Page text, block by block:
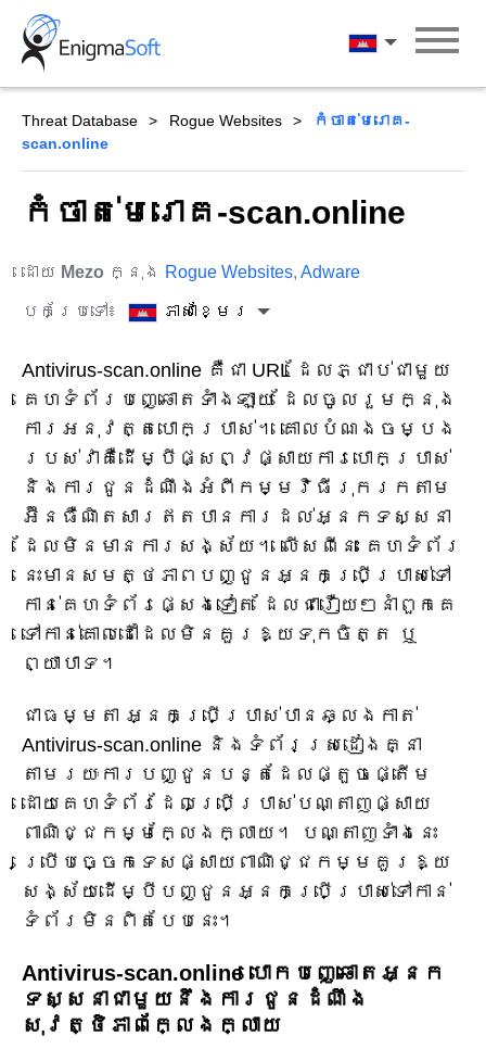
Skip
content
ភាសាខ្មែរ
Threat Database Rogue Websites
កំចាត់មេរោគ-
scan.online
កំចាត់មេរោគ-scan.online
ដោយ Mezo ក្នុង Rogue Websites, Adware
បកប្រែទៅ៖ ភាសាខ្មែរ
Antivirus-scan.online គឺជា URL ដែលភ្ជាប់ជាមួយ
គេហទំព័របញ្ឆោតទាំងឡាយ ដែលចូលរួមក្នុង
ការអនុវត្តបោកប្រាស់។ គោលបំណងចម្បង
របស់វាគឺដើម្បីផ្សព្វផ្សាយការបោកប្រាស់
និងការជូនដំណឹងអំពីកម្មវិធីរុករកតាម
អ៊ីនធឺណិតសារឥតបានការដល់អ្នកទស្សនា
ដែលមិនមានការសង្ស័យ។ លើសពីនេះ គេហទំព័រ
នេះមានសមត្ថភាពបញ្ជូនអ្នកប្រើប្រាស់ទៅ
កាន់គេហទំព័រផ្សេងទៀត ដែលជារឿយៗនាំពួកគេ
ទៅកាន់គោលដៅដែលមិនគួរឱ្យទុកចិត្ត ឬ
ព្យាបាទ។
ជាធម្មតា អ្នកប្រើប្រាស់បានឆ្លងកាត់
Antivirus-scan.online និងទំព័រស្រដៀងគ្នា
តាមរយៈការបញ្ជូនបន្តដែលផ្តួចផ្តើម
ដោយគេហទំព័រដែលប្រើប្រាស់បណ្តាញផ្សាយ
ពាណិជ្ជកម្មក្លែងក្លាយ។ បណ្តាញទាំងនេះ
ប្រើបច្ចេកទេសផ្សាយពាណិជ្ជកម្មគួរឱ្យ
សង្ស័យដើម្បីបញ្ជូនអ្នកប្រើប្រាស់ទៅកាន់
ទំព័រមិនពិតបែបនេះ។
Antivirus-scan.online បោកបញ្ឆោតអ្នក
ទស្សនាជាមួយនឹងការជូនដំណឹង
សុវត្ថិភាពក្លែងក្លាយ